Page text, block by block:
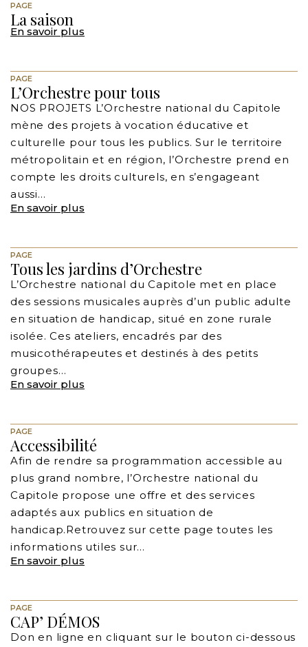
La saison
PAGE
En savoir plus
L’Orchestre pour tous
PAGE
NOS PROJETS L’Orchestre national du Capitole
mène des projets à vocation éducative et
culturelle pour tous les publics. Sur le territoire
métropolitain et en région, l’Orchestre prend en
compte les droits culturels, en s’engageant
aussi…
En savoir plus
Tous les jardins d’Orchestre
PAGE
L’Orchestre national du Capitole met en place
des sessions musicales auprès d’un public adulte
en situation de handicap, situé en zone rurale
isolée. Ces ateliers, encadrés par des
musicothérapeutes et destinés à des petits
groupes…
En savoir plus
Accessibilité
PAGE
Afin de rendre sa programmation accessible au
plus grand nombre, l’Orchestre national du
Capitole propose une offre et des services
adaptés aux publics en situation de
handicap.Retrouvez sur cette page toutes les
informations utiles sur…
En savoir plus
CAP’ DÉMOS
PAGE
Don en ligne en cliquant sur le bouton ci-dessous